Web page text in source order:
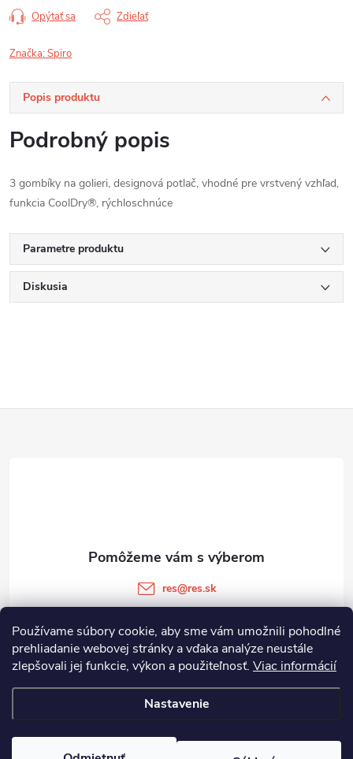
Používame súbory cookie, aby sme vám umožnili pohodlné
prehliadanie webovej stránky a vďaka analýze neustále
zlepšovali jej funkcie, výkon a použiteľnosť. Viac informácií
Nastavenie
Opýtať sa Zdieľať
Značka:Spiro
Popis produktu
Podrobný popis
3 gombíky na golieri, designová potlač, vhodné pre vrstvený vzhľad,
funkcia CoolDry®, rýchloschnúce
Parametre produktu
Diskusia
i
e
Informácie pre vás
res@res.sk
. Všetky práva vyhradené.